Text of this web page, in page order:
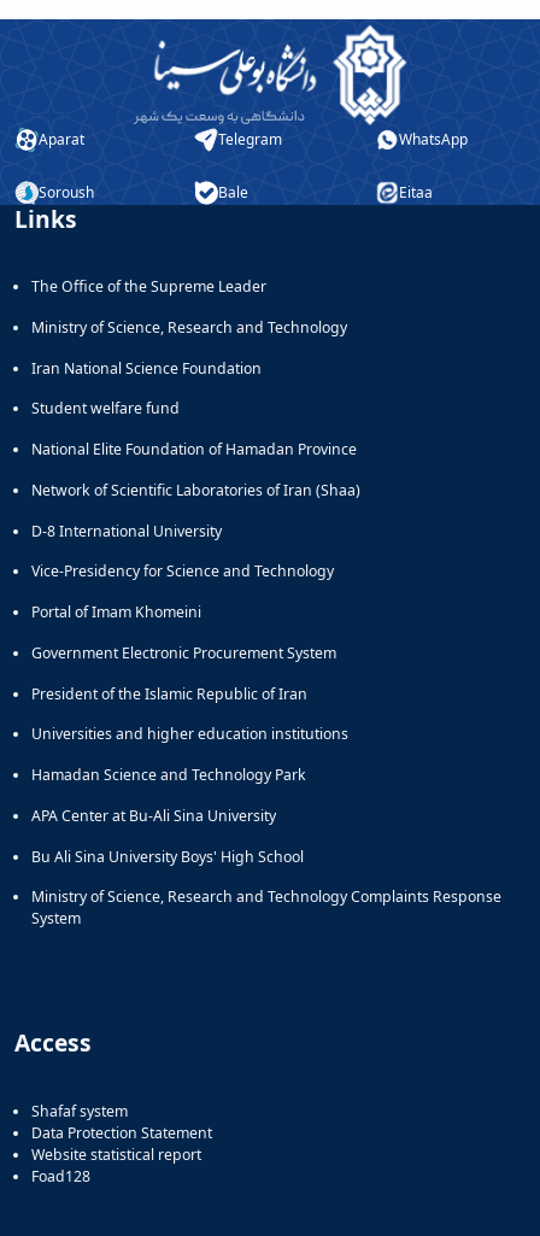
Aparat Telegram WhatsApp
Soroush Bale Eitaa
Links
The Office of the Supreme Leader
Ministry of Science, Research and Technology
Iran National Science Foundation
Student welfare fund
National Elite Foundation of Hamadan Province
Network of Scientific Laboratories of Iran (Shaa)
D-8 International University
Vice-Presidency for Science and Technology
Portal of Imam Khomeini
Government Electronic Procurement System
President of the Islamic Republic of Iran
Universities and higher education institutions
Hamadan Science and Technology Park
APA Center at Bu-Ali Sina University
Bu Ali Sina University Boys' High School
Ministry of Science, Research and Technology Complaints Response
System
Access
Shafaf system
Data Protection Statement
Website statistical report
Foad128